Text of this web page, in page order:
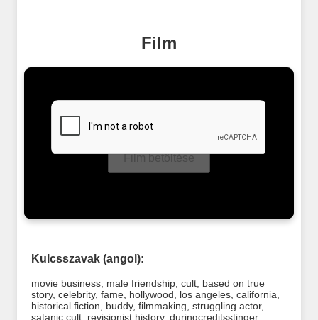
Film
Film betöltése
Kulcsszavak (angol):
movie business, male friendship, cult, based on true
story, celebrity, fame, hollywood los angeles, california
historical fiction
buddy, filmmaking struggling actor,
satanic cult, revisionist history, duringcreditsstinger,